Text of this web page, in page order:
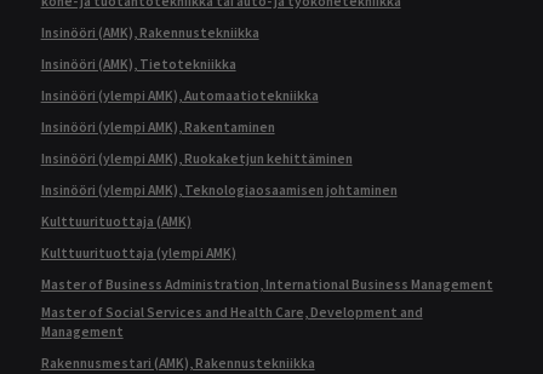
Insinööri (AMK), Rakennustekniikka
Insinööri (AMK), Tietotekniikka
Insinööri (ylempi AMK), Automaatiotekniikka
Insinööri (ylempi AMK), Rakentaminen
Insinööri (ylempi AMK), Ruokaketjun kehittäminen
Insinööri (ylempi AMK), Teknologiaosaamisen johtaminen
Kulttuurituottaja (AMK)
Kulttuurituottaja (ylempi AMK)
Master of Business Administration, International Business Management
Master of Social Services and Health Care, Development and
Management
Rakennusmestari (AMK), Rakennustekniikka